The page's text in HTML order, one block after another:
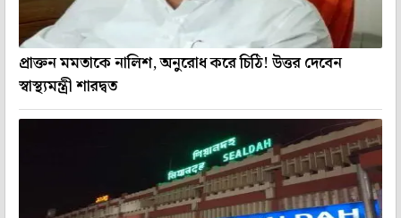
প্রাক্তন মমতাকে নালিশ, অনুরোধ করে চিঠি! উত্তর দেবেন
স্বাস্থ্যমন্ত্রী শারদ্বত